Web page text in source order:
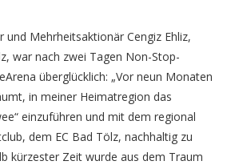
und Mehrheitsaktionär Cengiz Ehliz,
war nach zwei Tagen Non-Stop-
überglücklich: „Vor neun Monaten
in meiner Heimatregion das
einzuführen und mit dem regional
dem EC Bad Tölz, nachhaltig zu
kürzester Zeit wurde aus dem Traum